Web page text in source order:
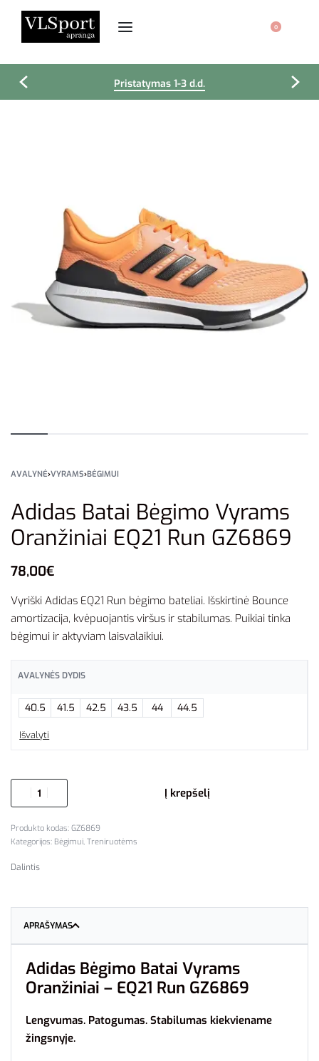
0
Pristatymas 1-3 d.d.
AVALYNĖ›VYRAMS›BĖGIMUI
Adidas Batai Bėgimo Vyrams
Oranžiniai EQ21 Run GZ6869
78,00€
Vyriški Adidas EQ21 Run bėgimo bateliai. Išskirtinė Bounce
amortizacija, kvėpuojantis viršus ir stabilumas. Puikiai tinka
bėgimui ir aktyviam laisvalaikiui.
AVALYNĖS DYDIS
40.5 41.5 42.5 43.5 44 44.5
Išvalyti
Į krepšelį
GZ6869
Kategorijos: Bėgimui, Treniruotėms
Dalintis
APRAŠYMAS
Adidas Bėgimo Batai Vyrams
Oranžiniai – EQ21 Run GZ6869
Lengvumas. Patogumas. Stabilumas kiekviename
žingsnyje.